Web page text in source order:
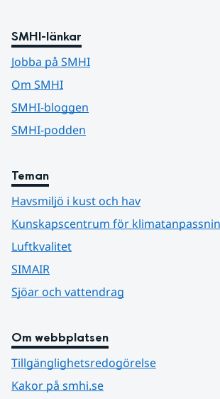
SMHI-länkar
Jobba på SMHI
Om SMHI
SMHI-bloggen
SMHI-podden
Teman
Havsmiljö i kust och hav
Kunskapscentrum för
Luftkvalitet
SIMAIR
Sjöar och vattendrag
Om webbplatsen
Tillgänglighetsredogörelse
Kakor på smhi.se